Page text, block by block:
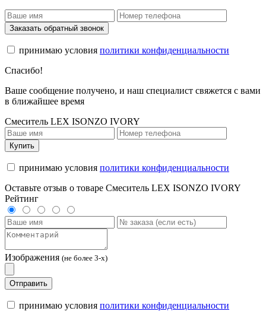
Заказать обратный звонок
принимаю условия политики конфиденциальности
Спасибо!
Ваше сообщение получено, и наш специалист свяжется с вами
в ближайшее время
Смеситель LEX ISONZO IVORY
Купить
принимаю условия политики конфиденциальности
Оставьте отзыв о товаре Смеситель LEX ISONZO IVORY
Рейтинг
Изображения (не более 3-х)
Отправить
принимаю условия политики конфиденциальности